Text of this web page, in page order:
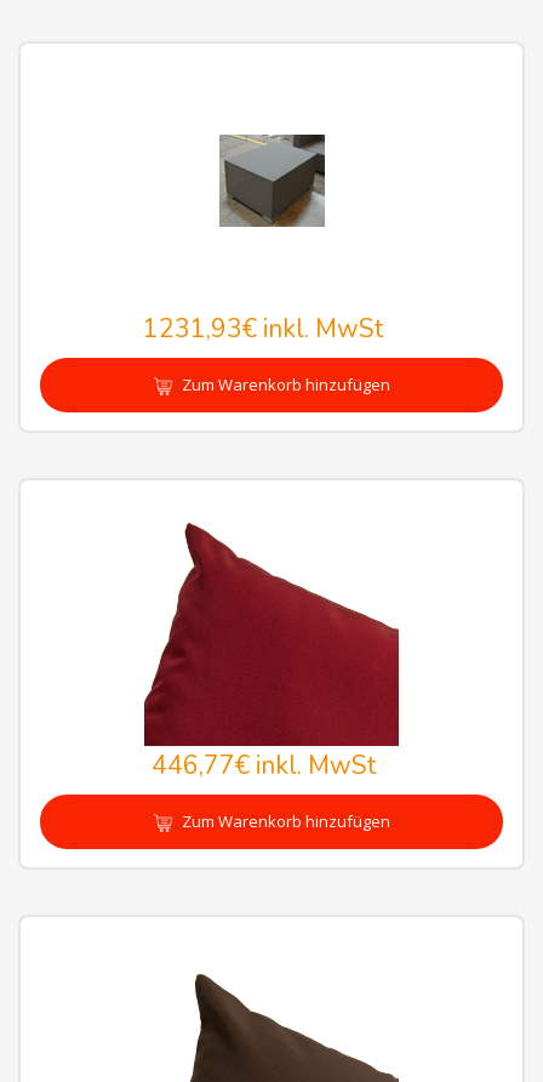
1231,93€ inkl. MwSt
Zum Warenkorb hinzufügen
446,77€inkl. MwSt
Zum Warenkorb hinzufügen